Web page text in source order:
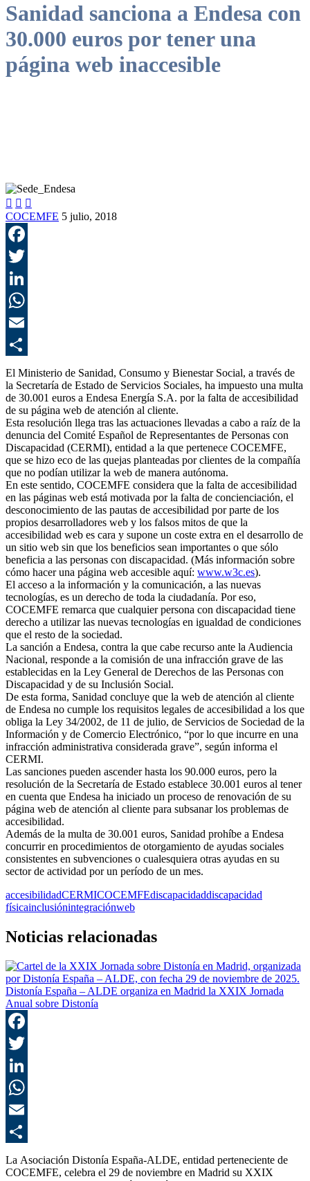
Sanidad sanciona a Endesa con
30.000 euros por tener una
página web inaccesible
  
COCEMFE 5 julio, 2018
El Ministerio de Sanidad, Consumo y Bienestar Social, a través de
la Secretaría de Estado de Servicios Sociales, ha impuesto una multa
de 30.001 euros a Endesa Energía S.A. por la falta de accesibilidad
de su página web de atención al cliente.
Esta resolución llega tras las actuaciones llevadas a cabo a raíz de la
denuncia del Comité Español de Representantes de Personas con
Discapacidad (CERMI), entidad a la que pertenece COCEMFE,
que se hizo eco de las quejas planteadas por clientes de la compañía
que no podían utilizar la web de manera autónoma.
En este sentido, COCEMFE considera que la falta de accesibilidad
en las páginas web está motivada por la falta de concienciación, el
desconocimiento de las pautas de accesibilidad por parte de los
propios desarrolladores web y los falsos mitos de que la
accesibilidad web es cara y supone un coste extra en el desarrollo de
un sitio web sin que los beneficios sean importantes o que sólo
beneficia a las personas con discapacidad. (Más información sobre
cómo hacer una página web accesible aquí: www.w3c.es).
El acceso a la información y la comunicación, a las nuevas
tecnologías, es un derecho de toda la ciudadanía. Por eso,
COCEMFE remarca que cualquier persona con discapacidad tiene
derecho a utilizar las nuevas tecnologías en igualdad de condiciones
que el resto de la sociedad.
La sanción a Endesa, contra la que cabe recurso ante la Audiencia
Nacional, responde a la comisión de una infracción grave de las
establecidas en la Ley General de Derechos de las Personas con
Discapacidad y de su Inclusión Social.
De esta forma, Sanidad concluye que la web de atención al cliente
de Endesa no cumple los requisitos legales de accesibilidad a los que
obliga la Ley 34/2002, de 11 de julio, de Servicios de Sociedad de la
Información y de Comercio Electrónico, “por lo que incurre en una
infracción administrativa considerada grave”, según informa el
CERMI.
Las sanciones pueden ascender hasta los 90.000 euros, pero la
resolución de la Secretaría de Estado establece 30.001 euros al tener
en cuenta que Endesa ha iniciado un proceso de renovación de su
página web de atención al cliente para subsanar los problemas de
accesibilidad.
Además de la multa de 30.001 euros, Sanidad prohíbe a Endesa
concurrir en procedimientos de otorgamiento de ayudas sociales
consistentes en subvenciones o cualesquiera otras ayudas en su
sector de actividad por un período de un mes.
accesibilidadCERMICOCEMFEdiscapacidaddiscapacidad
físicainclusiónintegraciónweb
Noticias relacionadas
Distonía España – ALDE organiza en Madrid la XXIX Jornada
Anual sobre Distonía
La Asociación Distonía España-ALDE, entidad perteneciente de
COCEMFE, celebra el 29 de noviembre en Madrid su XXIX